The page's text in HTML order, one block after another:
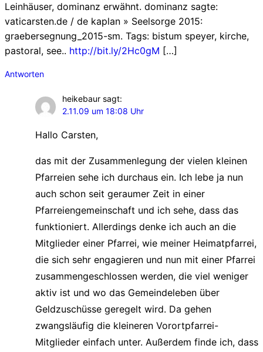
Leinhäuser, dominanz erwähnt. dominanz sagte:
vaticarsten.de / de kaplan » Seelsorge 2015:
graebersegnung_2015-sm. Tags: bistum speyer, kirche,
pastoral, see.. http://bit.ly/2Hc0gM […]
Antworten
heikebaur sagt:
2.11.09 um 18:08 Uhr
Hallo Carsten,
das mit der Zusammenlegung der vielen kleinen
Pfarreien sehe ich durchaus ein. Ich lebe ja nun
auch schon seit geraumer Zeit in einer
Pfarreiengemeinschaft und ich sehe, dass das
funktioniert. Allerdings denke ich auch an die
Mitglieder einer Pfarrei, wie meiner Heimatpfarrei,
die sich sehr engagieren und nun mit einer Pfarrei
zusammengeschlossen werden, die viel weniger
aktiv ist und wo das Gemeindeleben über
Geldzuschüsse geregelt wird. Da gehen
zwangsläufig die kleineren Vorortpfarrei-
Mitglieder einfach unter. Außerdem finde ich, dass